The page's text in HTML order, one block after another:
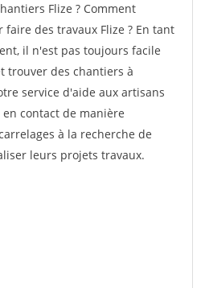
Flize ? Comment
des travaux Flize ? En tant
il n'est pas toujours facile
trouver des chantiers à
service d'aide aux artisans
contact de manière
à la recherche de
leurs projets travaux.